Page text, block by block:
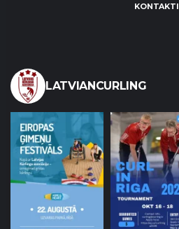
KONTAKTI
LATVIANCURLING